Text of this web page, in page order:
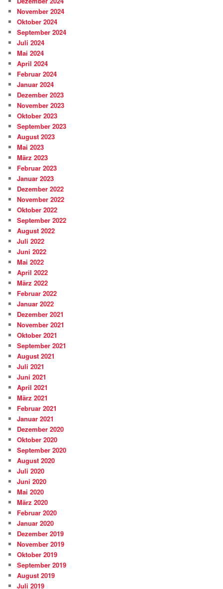
November 2024
Oktober 2024
September 2024
Juli 2024
Mai 2024
April 2024
Februar 2024
Januar 2024
Dezember 2023
November 2023
Oktober 2023
September 2023
August 2023
Mai 2023
März 2023
Februar 2023
Januar 2023
Dezember 2022
November 2022
Oktober 2022
September 2022
August 2022
Juli 2022
Juni 2022
Mai 2022
April 2022
März 2022
Februar 2022
Januar 2022
Dezember 2021
November 2021
Oktober 2021
September 2021
August 2021
Juli 2021
Juni 2021
April 2021
März 2021
Februar 2021
Januar 2021
Dezember 2020
Oktober 2020
September 2020
August 2020
Juli 2020
Juni 2020
Mai 2020
März 2020
Februar 2020
Januar 2020
Dezember 2019
November 2019
Oktober 2019
September 2019
August 2019
Juli 2019